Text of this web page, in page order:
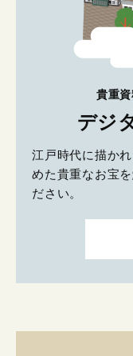
貴重
デジ
江戸時代に描か
めた貴重なお宝
ださい。